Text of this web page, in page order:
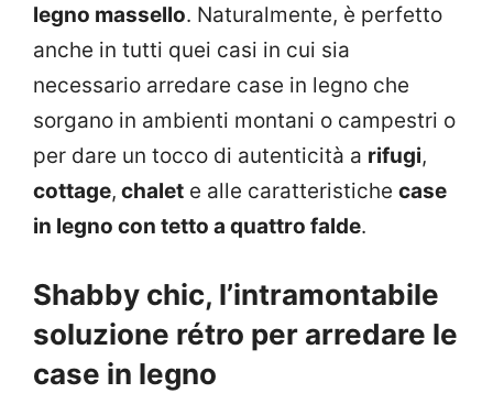
legno massello. Naturalmente, è perfetto
anche in tutti quei casi in cui sia
necessario arredare case in legno che
sorgano in ambienti montani o campestri o
per dare un tocco di autenticità a rifugi,
cottage, chalet e alle caratteristiche case
in legno con tetto a quattro falde.
Shabby chic, l’intramontabile
soluzione rétro per arredare le
case in legno